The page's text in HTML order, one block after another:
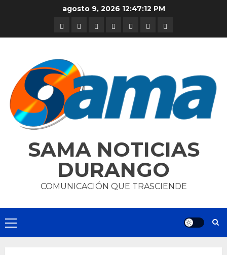
agosto 9, 2026 12:47:12 PM
DURANGO
NACIONAL
INTERNACIONAL
DEPORTES
ENTRETENIMIENTO
CIENCIA
Y
OPINION
SAMA NOTICIAS
DURANGO
COMUNICACIÓN QUE TRASCIENDE
Primary
Menu